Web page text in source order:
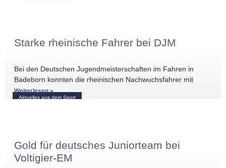
Aktuelles aus dem Sport
Starke rheinische Fahrer bei DJM
Bei den Deutschen Jugendmeisterschaften im Fahren in
Badeborn konnten die rheinischen Nachwuchsfahrer mit
mehreren vorderen Platzierungen überzeugen. Frederik
Koitka erreichte
Weiterlesen »
Gold für deutsches Juniorteam bei
Voltigier-EM